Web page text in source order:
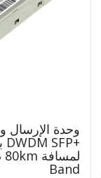
وحدة الإرسال
Band‎